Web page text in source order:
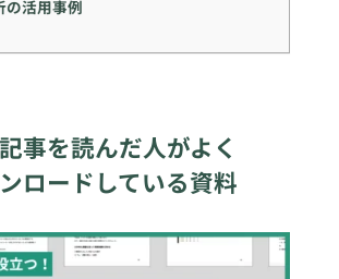
の活用事例
事を読んだ人がよく
ロードしている資料